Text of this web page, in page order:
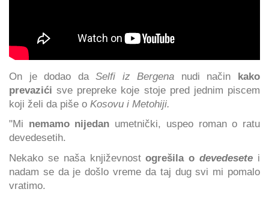
On je dodao daSelfi iz Bergena nudi način kako
prevazići sve prepreke koje stoje pred jednim piscem
koji želi da piše o Kosovu i Metohiji.
"Mi nemamo nijedan umetnički, uspeo roman o ratu
devedesetih.
Nekako se naša književnostogrešila odevedesete i
nadam se da je došlo vreme da taj dug svi mi pomalo
vratimo.